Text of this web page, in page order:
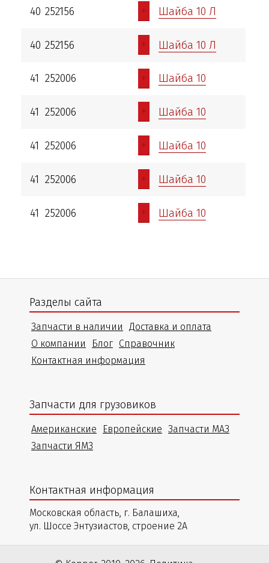
40 252156 + Шайба 10 Л
40 252156 + Шайба 10 Л
41 252006 + Шайба 10
41 252006 + Шайба 10
41 252006 + Шайба 10
41 252006 + Шайба 10
41 252006 + Шайба 10
Разделы сайта
Запчасти в наличии
Доставка и оплата
О компании
Блог Справочник
Контактная информация
Запчасти для грузовиков
Американские Европейские Запчасти МАЗ
Запчасти ЯМЗ
Контактная информация
Московская область, г. Балашиха,
ул. Шоссе Энтузиастов, строение 2А